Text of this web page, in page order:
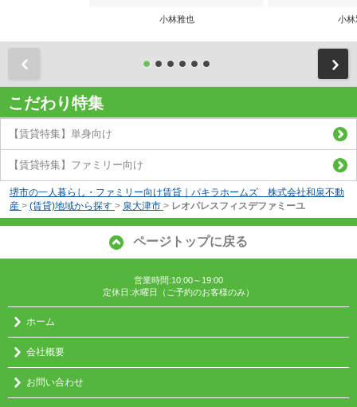
小林雅也 小林
こだわり特集
【賃貸特集】単身向け
【賃貸特集】ファミリー向け
堺市の一人暮らし・ファミリー向け賃貸｜パキラホームズ 株式会社和泉不動
産 > (賃貸)地域から探す > 泉大津市 > レオパレスフィスデファミーユ
ページトップに戻る
営業時間:10:00～19:00
定休日:水曜日（ご予約のお客様のみ）
ホーム
会社概要
お問い合わせ